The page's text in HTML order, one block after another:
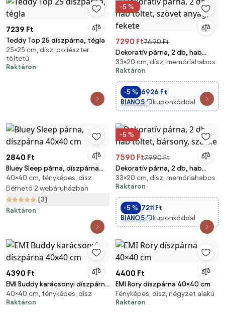
7239 Ft
Teddy Top 25 díszpárna, tégla
25×25 cm, dísz, poliészter
töltetű
Raktáron
-5 %
7290 Ft7690 Ft
Dekoratív párna, 2 db, hab
töltet, szövet anyag, fekete
33×20 cm, dísz, memóriahabos
Raktáron
-5 % 6926 Ft
BIANO5
kuponkóddal
2840 Ft
Bluey Sleep párna, díszpárna
40x40 cm
40×40 cm, fényképes, dísz
Elérhető 2 webáruházban
(3)
Raktáron
-5 %
7590 Ft7990 Ft
Dekoratív párna, 2 db, hab
töltet, bársony, szürke
33×20 cm, dísz, memóriahabos
Raktáron
-5 % 7211 Ft
BIANO5
kuponkóddal
4390 Ft
EMI Buddy karácsonyi díszpárna
40x40 cm
40×40 cm, fényképes, dísz
Raktáron
4400 Ft
EMI Rory díszpárna 40×40 cm
Fényképes, dísz, négyzet alakú
Raktáron